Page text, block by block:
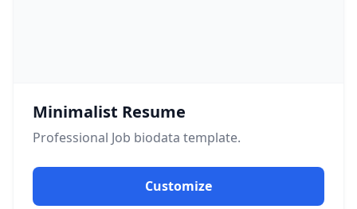
Minimalist Resume
Professional Job biodata template.
Customize